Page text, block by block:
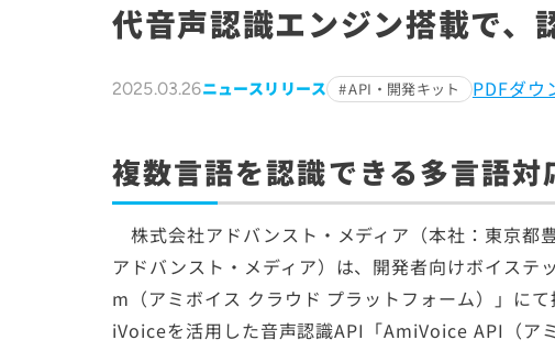
代音声認識エンジン搭載で、
2025.03.26ニュースリリース API・開発キット PDFダウ
複数言語を認識できる多言語対
株式会社アドバンスト・メディア（本社：東京都
アドバンスト・メディア）は、開発者向けボイス
m（アミボイス クラウド プラットフォーム）」に
iVoiceを活用した音声認識API「AmiVoice API（ア